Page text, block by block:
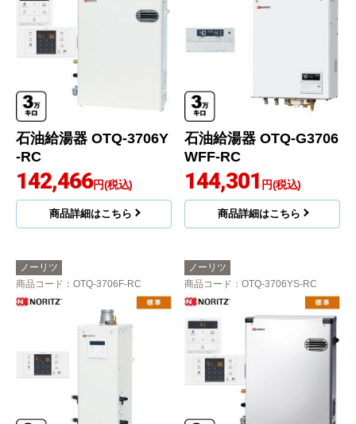
石油給湯器 OTQ-3706Y
-RC
142,466円(税込)
商品詳細はこちら
石油給湯器 OTQ-G3706
WFF-RC
144,301 円(税込)
商品詳細はこちら
ノーリツ
商品コード ：OTQ-3706F-RC
ノーリツ
商品コード ：OTQ-3706YS-RC